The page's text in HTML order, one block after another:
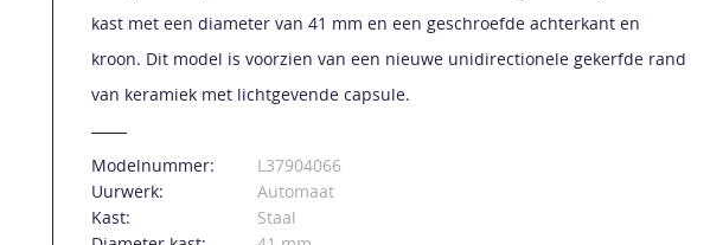
kast met een diameter van 41 mm en een geschroefde achterkant en
kroon. Dit model is voorzien van een nieuwe unidirectionele gekerfde rand
van keramiek met lichtgevende capsule.
Modelnummer:
L37904066
Uurwerk:
Automaat
Kast:
Staal